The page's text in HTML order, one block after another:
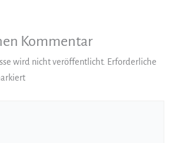
Kommentar
wird nicht veröffentlicht. Erforderliche